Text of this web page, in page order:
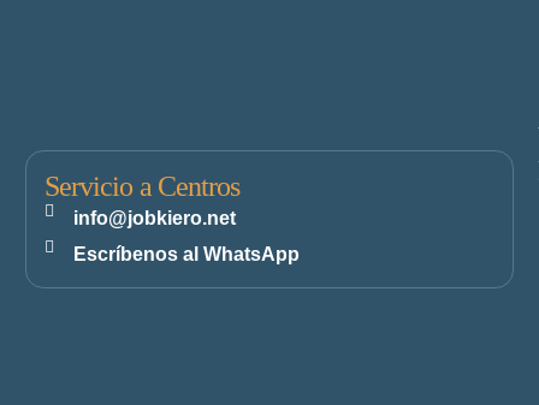
Servicio a Centros
info@jobkiero.net
Escríbenos al WhatsApp